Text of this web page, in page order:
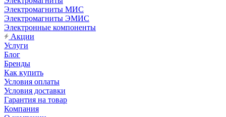
Электромагниты МИС
Электромагниты ЭМИС
Электронные компоненты
Акции
Услуги
Блог
Бренды
Как купить
Условия оплаты
Условия доставки
Гарантия на товар
Компания